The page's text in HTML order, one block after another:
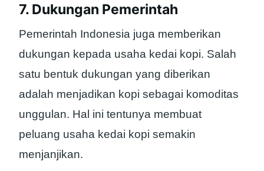
7. Dukungan Pemerintah
Pemerintah Indonesia juga memberikan
dukungan kepada usaha kedai kopi. Salah
satu bentuk dukungan yang diberikan
adalah menjadikan kopi sebagai komoditas
unggulan. Hal ini tentunya membuat
peluang usaha kedai kopi semakin
menjanjikan.